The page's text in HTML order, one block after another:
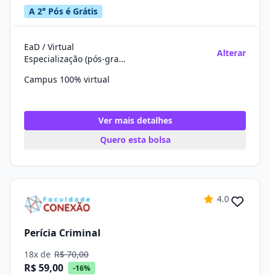
A 2° Pós é Grátis
EaD / Virtual
Especialização (pós-graduação)
Alterar
Campus 100% virtual
Ver mais detalhes
Quero esta bolsa
4.0
Perícia Criminal
18x de R$ 70,00
R$ 59,00 -16%